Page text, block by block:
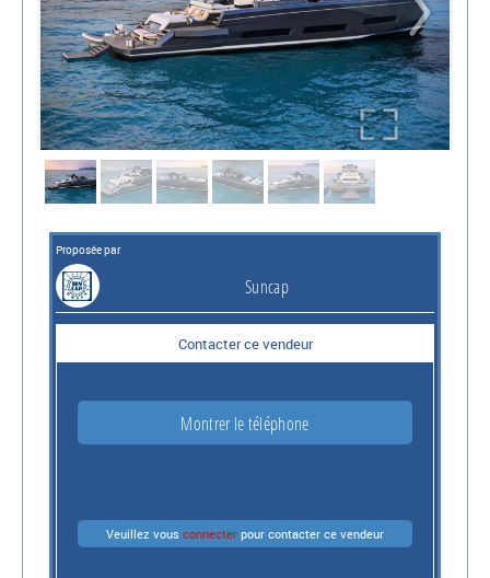
Proposée par
Suncap
Contacter ce vendeur
Montrer le téléphone
Veuillez vous connecterpour contacter ce vendeur